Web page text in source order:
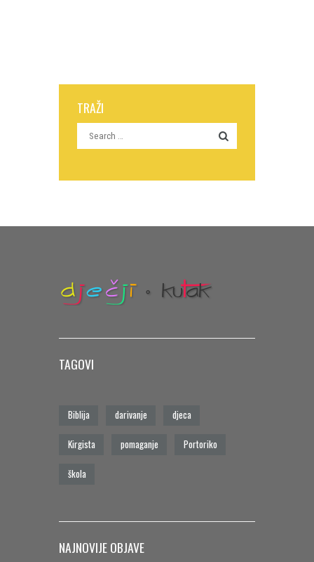
TRAŽI
TAGOVI
Biblija darivanje djeca
Kirgista pomaganje Portoriko
škola
NAJNOVIJE OBJAVE